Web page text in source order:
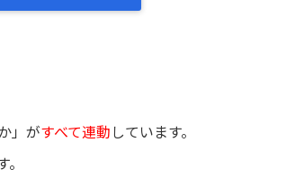
」がすべて連動しています。